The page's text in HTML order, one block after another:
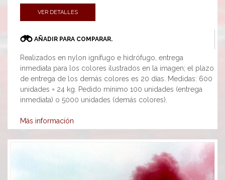
VER DETALLES
AÑADIR PARA COMPARAR.
Realizados en nylon ignífugo e hidrófugo, entrega
inmediata para los colores ilustrados en la imagen; el plazo
de entrega de los demás colores es 20 días. Medidas: 600
unidades = 24 kg. Pedido mínimo 100 unidades (entrega
inmediata) o 5000 unidades (demás colores).
Más información